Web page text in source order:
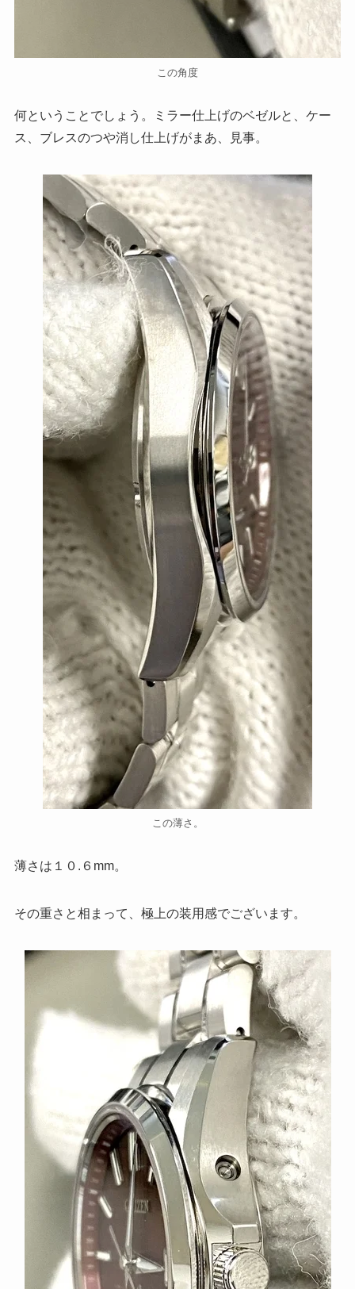
この角度
何ということでしょう。ミラー仕上げのベゼルと、ケー
ス、ブレスのつや消し仕上げがまあ、見事。
この薄さ。
薄さは１０.６mm。
その重さと相まって、極上の装用感でございます。